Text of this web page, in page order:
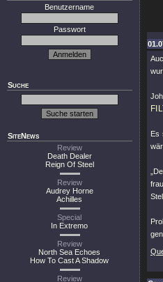
Benutzername
Passwort
Suche
SiteNews
Review
Death Dealer
Reign Of Steel
Review
Audrey Horne
Achilles
Special
In Extremo
Review
North Sea Echoes
How To Cast A Shadow
Review
Es